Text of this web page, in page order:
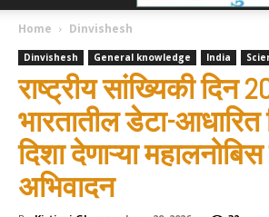
Home Dinvishesh
Dinvishesh General knowledge India
राष्ट्रीय सांख्यिकी दिन
भारतातील डेटा-आधारित
दिशा देणाऱ्या महालनोबिस
अभिवादन